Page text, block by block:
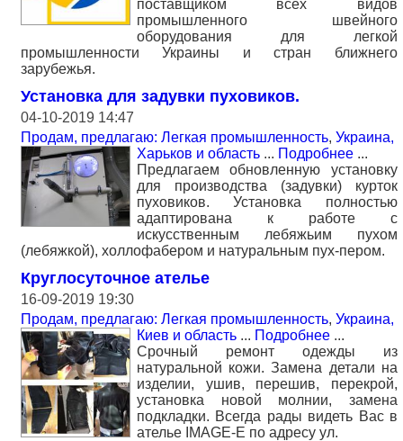
поставщиком всех видов
промышленного швейного
оборудования для легкой
промышленности Украины и стран ближнего
зарубежья.
Установка для задувки пуховиков.
04-10-2019 14:47
Продам, предлагаю: Легкая промышленность, Украина,
Харьков и область ... Подробнее ...
Предлагаем обновленную установку
для производства (задувки) курток
пуховиков. Установка полностью
адаптирована к работе с
искусственным лебяжьим пухом
(лебяжкой), холлофабером и натуральным пух-пером.
Круглосуточное ателье
16-09-2019 19:30
Продам, предлагаю: Легкая промышленность, Украина,
Киев и область ... Подробнее ...
Срочный ремонт одежды из
натуральной кожи. Замена детали на
изделии, ушив, перешив, перекрой,
установка новой молнии, замена
подкладки. Всегда рады видеть Вас в
ателье IMAGE-E по адресу ул.